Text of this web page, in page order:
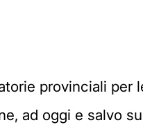
provinciali per
ad oggi e salvo